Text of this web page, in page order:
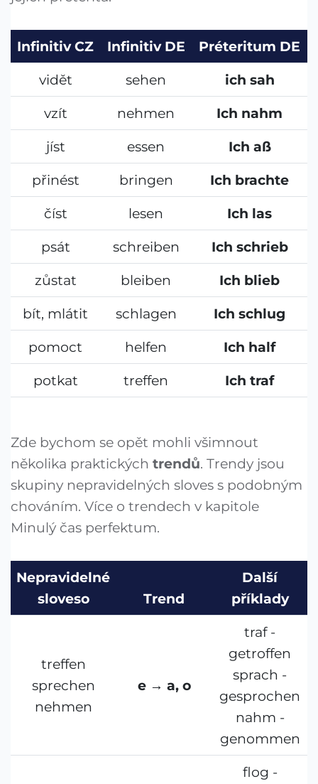
Infinitiv CZ Infinitiv DE
Préteritum DE
vidět
sehen
ich sah
vzít
nehmen
Ich nahm
jíst
essen
Ich aß
přinést
bringen
Ich brachte
číst
lesen
Ich las
psát
schreiben
Ich schrieb
zůstat
bleiben
Ich blieb
bít, mlátit
schlagen
Ich schlug
pomoct
helfen
Ich half
potkat
treffen Ich traf
Zde bychom se opět mohli všimnout
několika praktických trendů. Trendy jsou
skupiny nepravidelných sloves s podobným
chováním. Více o trendech v kapitole
Minulý čas perfektum.
Nepravidelné
sloveso
Trend
Další
příklady
treffen
sprechen
nehmen
e → a, o
traf -
getroffen
sprach -
gesprochen
nahm -
genommen
flog -